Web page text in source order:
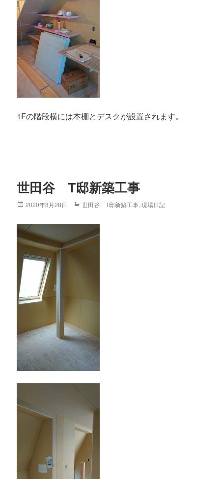
1Fの階段横には本棚とデスクが設置されます。
世田谷 T邸新築工事
Posted
2020年8月28日 Categories
世田谷 T邸新築工事,現場日記